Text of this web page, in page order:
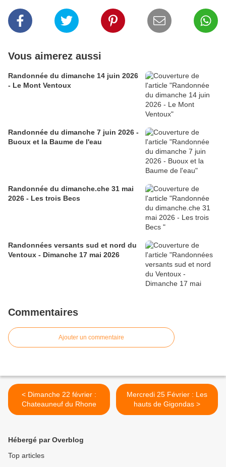
Vous aimerez aussi
Randonnée du dimanche 14 juin 2026
- Le Mont Ventoux
Randonnée du dimanche 7 juin 2026 -
Buoux et la Baume de l'eau
Randonnée du dimanche.che 31 mai
2026 - Les trois Becs
Randonnées versants sud et nord du
Ventoux - Dimanche 17 mai 2026
Commentaires
Ajouter un commentaire
< Dimanche 22 février :
Chateauneuf du Rhone
Mercredi 25 Février : Les
hauts de Gigondas >
Hébergé par Overblog
Top articles